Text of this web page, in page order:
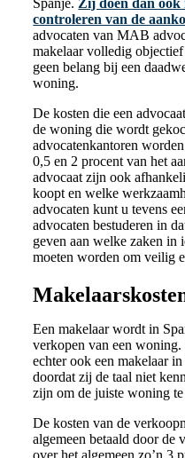
Spanje. Zij doen dan ook
controleren van de
advocaten van MAB
makelaar volledig
geen belang bij een
woning.
De kosten die een
de woning die wordt
advocatenkantoren
0,5 en 2 procent van het
advocaat zijn ook
koopt en welke
advocaten kunt u tevens
advocaten bestuderen in
geven aan welke zaken in
moeten worden om veilig
Een makelaar wordt in
verkopen van een woning.
echter ook een makelaar
doordat zij de taal niet
zijn om de juiste woning
De kosten van de
algemeen betaald door de
over het algemeen zo’n 3